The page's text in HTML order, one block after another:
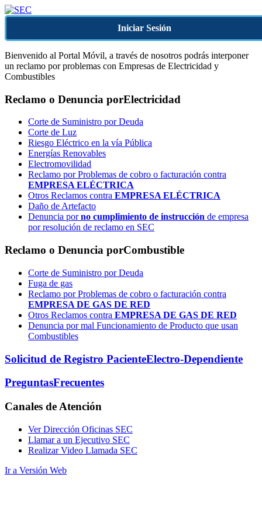
Iniciar Sesión
Bienvenido al Portal Móvil, a través de nosotros podrás interponer
un reclamo por problemas con Empresas de Electricidad y
Combustibles
Reclamo o Denuncia porElectricidad
Corte de Suministro por Deuda
Corte de Luz
Riesgo Eléctrico en la vía Pública
Energías Renovables
Electromovilidad
Reclamo por Problemas de cobro o facturación contra
EMPRESA ELÉCTRICA
Otros Reclamos contra EMPRESA ELÉCTRICA
Daño de Artefacto
Denuncia porno cumplimiento de instrucción de empresa
por resolución de reclamo en SEC
Reclamo o Denuncia porCombustible
Corte de Suministro por Deuda
Fuga de gas
Reclamo por Problemas de cobro o facturación contra
EMPRESA DE GAS DE RED
Otros Reclamos contra EMPRESA DE GAS DE RED
Denuncia por mal Funcionamiento de Producto que usan
Combustibles
Solicitud de Registro PacienteElectro-Dependiente
PreguntasFrecuentes
Canales de Atención
Ver Dirección Oficinas SEC
Llamar a un Ejecutivo SEC
Realizar Video Llamada SEC
Ir a Versión Web